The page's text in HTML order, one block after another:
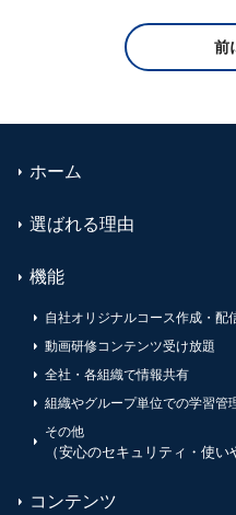
前
ホーム
選ばれる理由
機能
自社オリジナルコース作成・配
動画研修コンテンツ受け放題
全社・各組織で情報共有
組織やグループ単位での学習管
その他
（安心のセキュリティ・使い
コンテンツ